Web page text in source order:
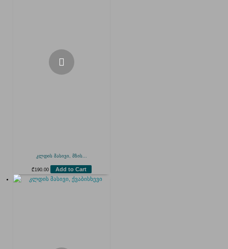
კლდის მასივი, მზის...
₾ 190.00 Add to Cart